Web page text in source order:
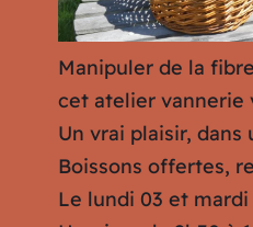
Manipuler de la
cet atelier vannerie
Un vrai plaisir,
Boissons offertes,
Le lundi 03 et mardi